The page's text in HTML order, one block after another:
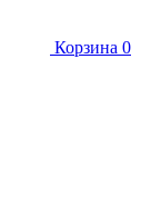
Корзина 0